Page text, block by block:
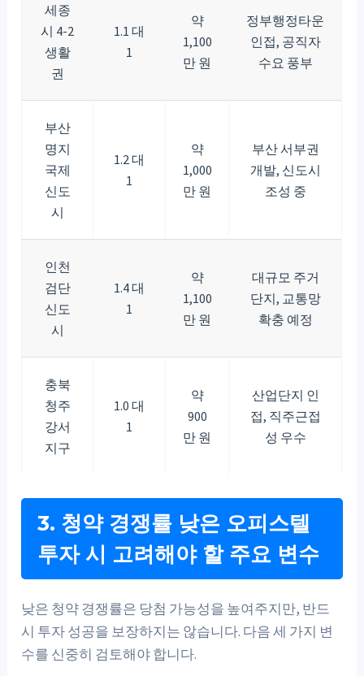
세종
시 4-2
생활
권
1.1 대
1
약
1,100
만 원
정부행정타운
인접, 공직자
수요 풍부
부산
명지
국제
신도
시
1.2 대
1
약
1,000
만 원
부산 서부권
개발, 신도시
조성 중
인천
검단
신도
시
1.4 대
1
약
1,100
만 원
대규모 주거
단지, 교통망
확충 예정
충북
청주
강서
지구
1.0 대
1
약
900
만 원
산업단지 인
접, 직주근접
성 우수
3. 청약 경쟁률 낮은 오피스텔
투자 시 고려해야 할 주요 변수
낮은 청약 경쟁률은 당첨 가능성을 높여주지만, 반드
시 투자 성공을 보장하지는 않습니다. 다음 세 가지 변
수를 신중히 검토해야 합니다.